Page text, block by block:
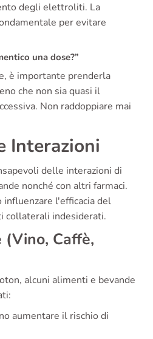
degli elettroliti. La
per evitare
una dose?”
è importante prenderla
che non sia quasi il
Non raddoppiare mai
Interazioni
delle interazioni di
nonché con altri farmaci.
l'efficacia del
collaterali indesiderati.
(Vino, Caffè,
alcuni alimenti e bevande
aumentare il rischio di